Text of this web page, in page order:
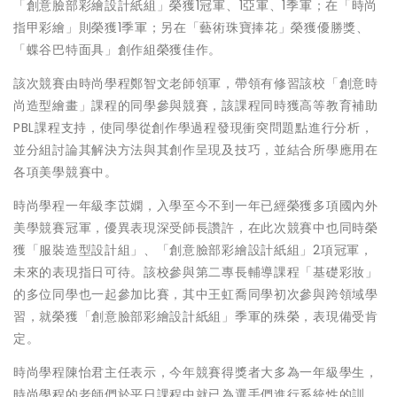
「創意臉部彩繪設計紙組」榮獲1冠軍、1亞軍、1季軍；在「時尚
指甲彩繪」則榮獲1季軍；另在「藝術珠寶捧花」榮獲優勝獎、
「蝶谷巴特面具」創作組榮獲佳作。
該次競賽由時尚學程鄭智文老師領軍，帶領有修習該校「創意時
尚造型繪畫」課程的同學參與競賽，該課程同時獲高等教育補助
PBL課程支持，使同學從創作學過程發現衝突問題點進行分析，
並分組討論其解決方法與其創作呈現及技巧，並結合所學應用在
各項美學競賽中。
時尚學程一年級李苡嫻，入學至今不到一年已經榮獲多項國內外
美學競賽冠軍，優異表現深受師長讚許，在此次競賽中也同時榮
獲「服裝造型設計組」、「創意臉部彩繪設計紙組」2項冠軍，
未來的表現指日可待。該校參與第二專長輔導課程「基礎彩妝」
的多位同學也一起參加比賽，其中王虹喬同學初次參與跨領域學
習，就榮獲「創意臉部彩繪設計紙組」季軍的殊榮，表現備受肯
定。
時尚學程陳怡君主任表示，今年競賽得獎者大多為一年級學生，